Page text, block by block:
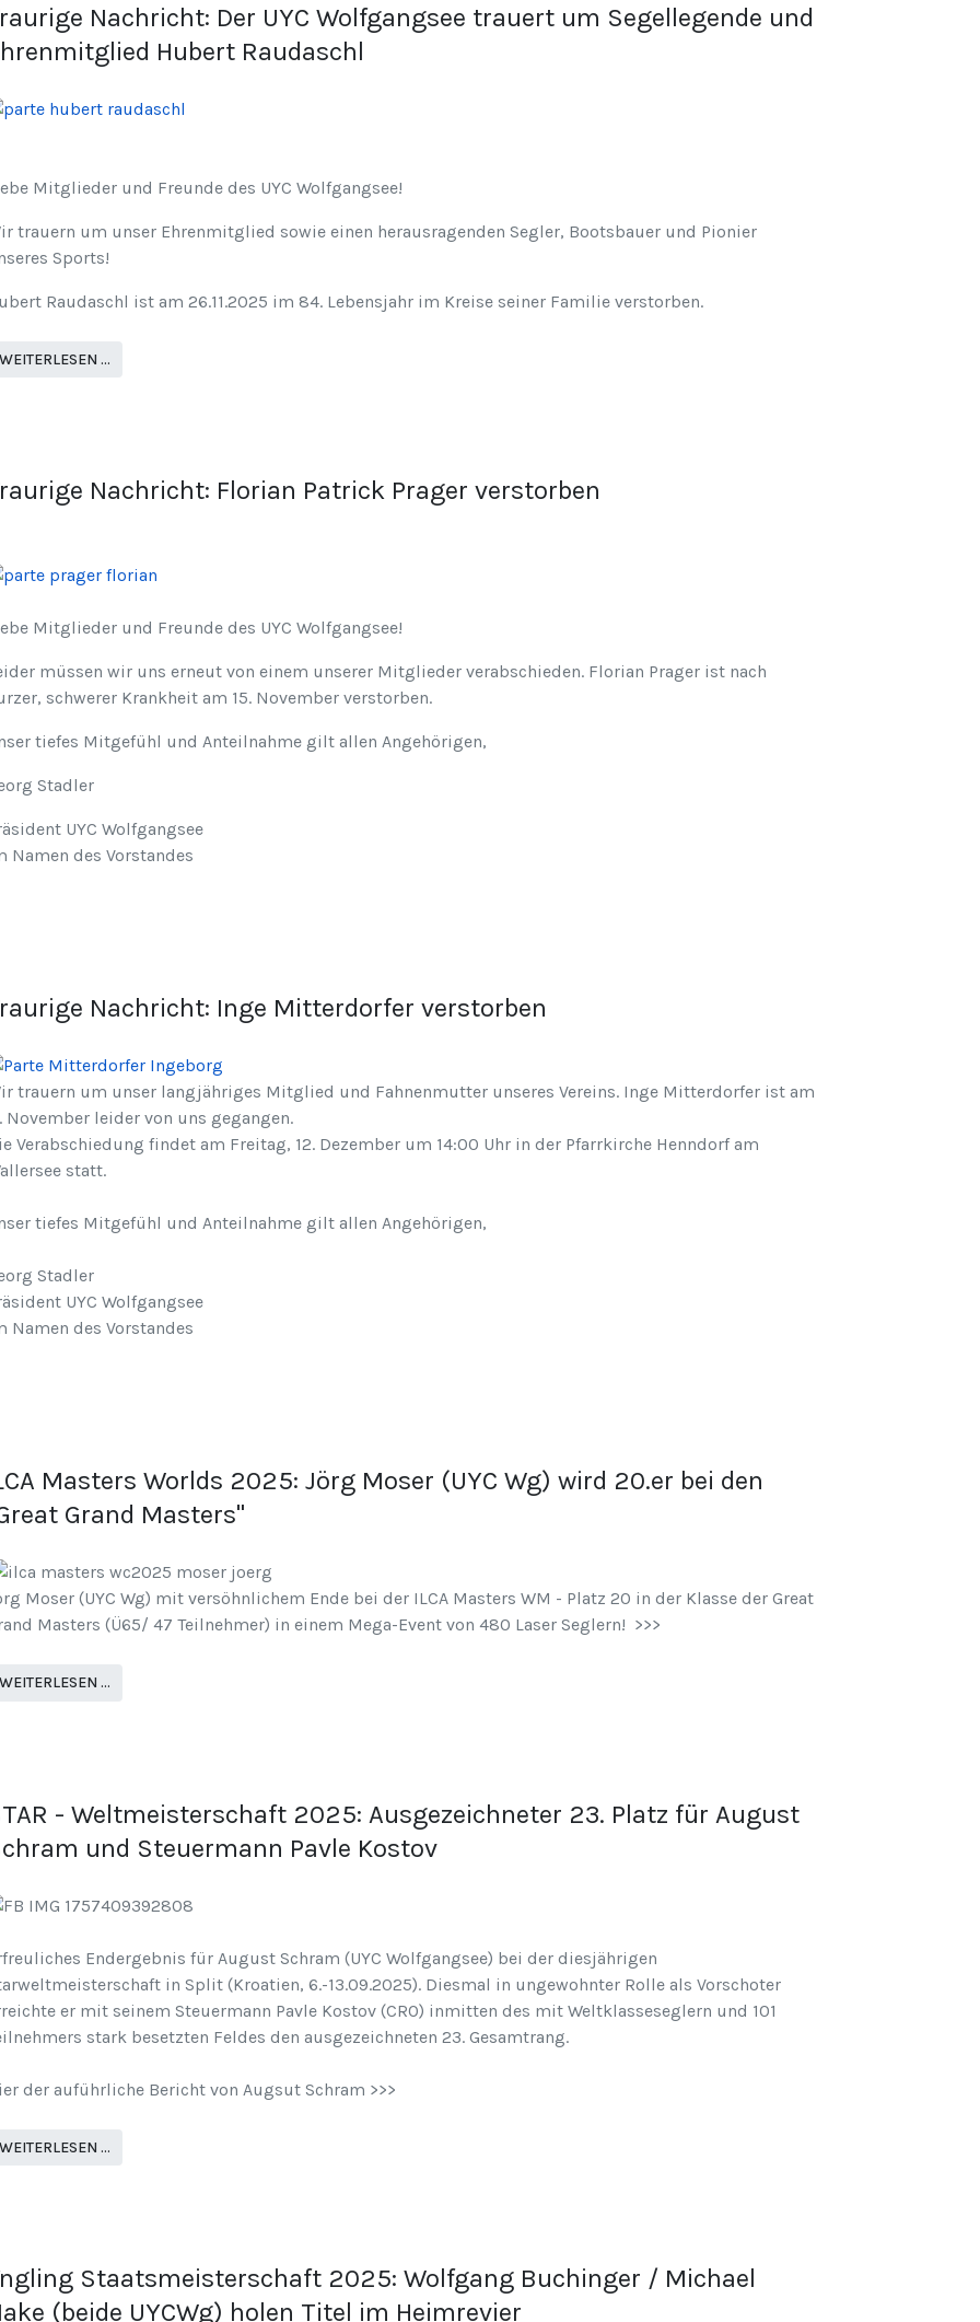
Nachricht: Der UYC Wolfgangsee trauert um Segellegende und
Hubert Raudaschl
Mitglieder und Freunde des UYC Wolfgangsee!
trauern um unser Ehrenmitglied sowie einen herausragenden Segler, Bootsbauer und Pionier
Sports!
Raudaschl ist am 26.11.2025 im 84. Lebensjahr im Kreise seiner Familie verstorben.
WEITERLESEN …
Nachricht: Florian Patrick Prager verstorben
Mitglieder und Freunde des UYC Wolfgangsee!
müssen wir uns erneut von einem unserer Mitglieder verabschieden. Florian Prager ist nach
schwerer Krankheit am 15. November verstorben.
tiefes Mitgefühl und Anteilnahme gilt allen Angehörigen,
Stadler
UYC Wolfgangsee
Namen des Vorstandes
Nachricht: Inge Mitterdorfer verstorben
trauern um unser langjähriges Mitglied und Fahnenmutter unseres Vereins. Inge Mitterdorfer ist am
November leider von uns gegangen.
Verabschiedung findet am Freitag, 12. Dezember um 14:00 Uhr in der Pfarrkirche Henndorf am
statt.
tiefes Mitgefühl und Anteilnahme gilt allen Angehörigen,
Stadler
UYC Wolfgangsee
Namen des Vorstandes
Masters Worlds 2025: Jörg Moser (UYC Wg) wird 20.er bei den
Grand Masters"
Moser (UYC Wg) mit versöhnlichem Ende bei der ILCA Masters WM - Platz 20 in der Klasse der Great
Masters (Ü65/ 47 Teilnehmer) in einem Mega-Event von 480 Laser Seglern! >>>
WEITERLESEN …
- Weltmeisterschaft 2025: Ausgezeichneter 23. Platz für August
und Steuermann Pavle Kostov
Endergebnis für August Schram (UYC Wolfgangsee) bei der diesjährigen
in Split (Kroatien, 6.-13.09.2025). Diesmal in ungewohnter Rolle als Vorschoter
er mit seinem Steuermann Pavle Kostov (CRO) inmitten des mit Weltklasseseglern und 101
stark besetzten Feldes den ausgezeichneten 23. Gesamtrang.
der auführliche Bericht von Augsut Schram >>>
WEITERLESEN …
Staatsmeisterschaft 2025: Wolfgang Buchinger / Michael
(beide UYCWg) holen Titel im Heimrevier